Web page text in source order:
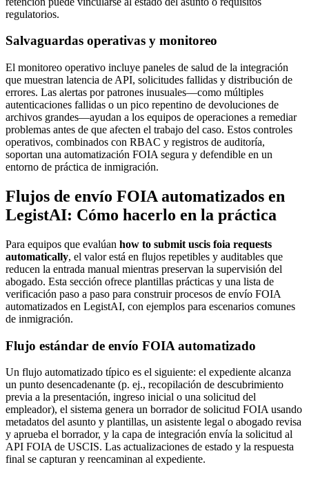
regulatorios.
Salvaguardas operativas y monitoreo
El monitoreo operativo incluye paneles de salud de la integración
que muestran latencia de API, solicitudes fallidas y distribución de
errores. Las alertas por patrones inusuales—como múltiples
autenticaciones fallidas o un pico repentino de devoluciones de
archivos grandes—ayudan a los equipos de operaciones a remediar
problemas antes de que afecten el trabajo del caso. Estos controles
operativos, combinados con RBAC y registros de auditoría,
soportan una automatización FOIA segura y defendible en un
entorno de práctica de inmigración.
Flujos de envío FOIA automatizados en
LegistAI: Cómo hacerlo en la práctica
Para equipos que evalúan how to submit uscis foia requests
automatically, el valor está en flujos repetibles y auditables que
reducen la entrada manual mientras preservan la supervisión del
abogado. Esta sección ofrece plantillas prácticas y una lista de
verificación paso a paso para construir procesos de envío FOIA
automatizados en LegistAI, con ejemplos para escenarios comunes
de inmigración.
Flujo estándar de envío FOIA automatizado
Un flujo automatizado típico es el siguiente: el expediente alcanza
un punto desencadenante (p. ej., recopilación de descubrimiento
previa a la presentación, ingreso inicial o una solicitud del
empleador), el sistema genera un borrador de solicitud FOIA usando
metadatos del asunto y plantillas, un asistente legal o abogado revisa
y aprueba el borrador, y la capa de integración envía la solicitud al
API FOIA de USCIS. Las actualizaciones de estado y la respuesta
final se capturan y reencaminan al expediente.